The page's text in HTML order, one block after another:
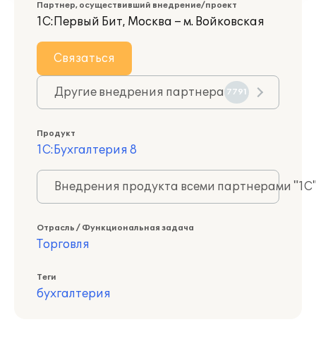
Партнер, осуществивший внедрение/проект
1С:Первый Бит, Москва – м. Войковская
Связаться
Другие внедрения партнера 7791
Продукт
1С:Бухгалтерия 8
Внедрения продукта всеми партнерами
Отрасль / Функциональная задача
Торговля
Теги
бухгалтерия